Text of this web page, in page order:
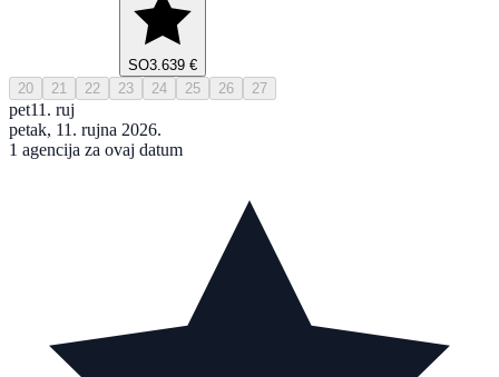
SO3.639 €
20 21 22 23 24 25 26 27
pet11. ruj
petak, 11. rujna 2026.
1 agencija za ovaj datum